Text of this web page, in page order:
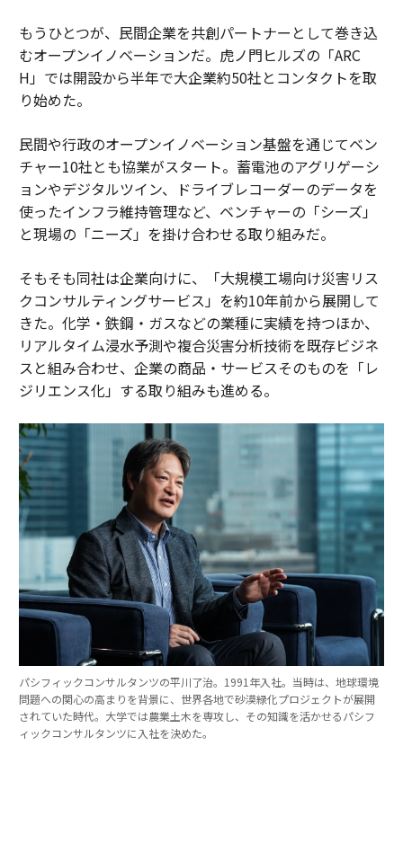
もうひとつが、民間企業を共創パートナーとして巻き込
むオープンイノベーションだ。虎ノ門ヒルズの「ARC
H」では開設から半年で大企業約50社とコンタクトを取
り始めた。
民間や行政のオープンイノベーション基盤を通じてベン
チャー10社とも協業がスタート。蓄電池のアグリゲーシ
ョンやデジタルツイン、ドライブレコーダーのデータを
使ったインフラ維持管理など、ベンチャーの「シーズ」
と現場の「ニーズ」を掛け合わせる取り組みだ。
そもそも同社は企業向けに、「大規模工場向け災害リス
クコンサルティングサービス」を約10年前から展開して
きた。化学・鉄鋼・ガスなどの業種に実績を持つほか、
リアルタイム浸水予測や複合災害分析技術を既存ビジネ
スと組み合わせ、企業の商品・サービスそのものを「レ
ジリエンス化」する取り組みも進める。
パシフィックコンサルタンツの平川了治。1991年入社。当時は、地球環境
問題への関心の高まりを背景に、世界各地で砂漠緑化プロジェクトが展開
されていた時代。大学では農業土木を専攻し、その知識を活かせるパシフ
ィックコンサルタンツに入社を決めた。